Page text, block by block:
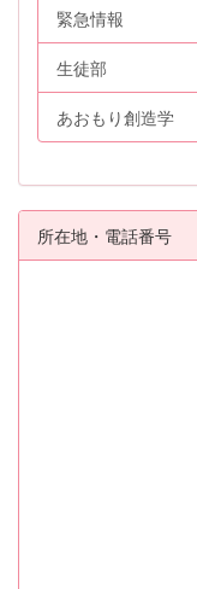
緊急情報
生徒部
あおもり創造学
所在地・電話番号